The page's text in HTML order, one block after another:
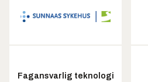
Fagansvarlig teknologi